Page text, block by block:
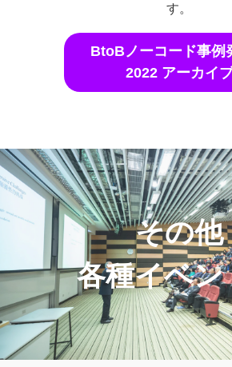
す。
BtoBノーコード事例
2022 アーカイ
その他
各種イベン